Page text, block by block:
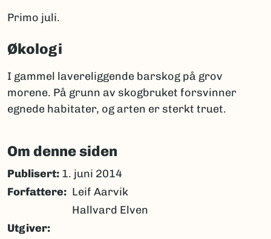
Primo juli.
Økologi
I gammel lavereliggende barskog på grov
morene. På grunn av skogbruket forsvinner
egnede habitater, og arten er sterkt truet.
Om denne siden
Publisert: 1. juni 2014
Forfattere
Leif Aarvik
Hallvard Elven
Utgiver